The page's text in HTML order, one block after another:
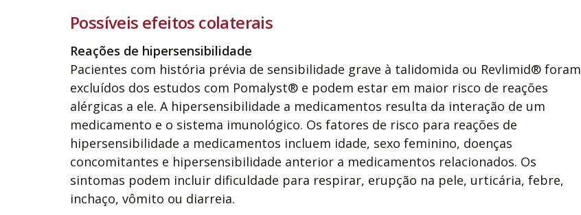
Possíveis efeitos colaterais
Reações de hipersensibilidade
Pacientes com história prévia de sensibilidade grave à talidomida ou Revlimid® foram
excluídos dos estudos com Pomalyst® e podem estar em maior risco de reações
alérgicas a ele. A hipersensibilidade a medicamentos resulta da interação de um
medicamento e o sistema imunológico. Os fatores de risco para reações de
hipersensibilidade a medicamentos incluem idade, sexo feminino, doenças
concomitantes e hipersensibilidade anterior a medicamentos relacionados. Os
sintomas podem incluir dificuldade para respirar, erupção na pele, urticária, febre,
inchaço, vômito ou diarreia.